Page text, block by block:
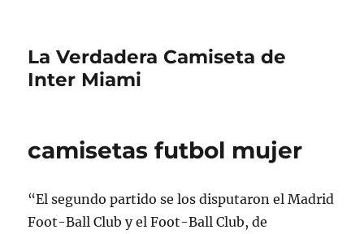
La Verdadera Camiseta de
Inter Miami
camisetas futbol mujer
“El segundo partido se los disputaron el Madrid
Foot-Ball Club y el Foot-Ball Club, de